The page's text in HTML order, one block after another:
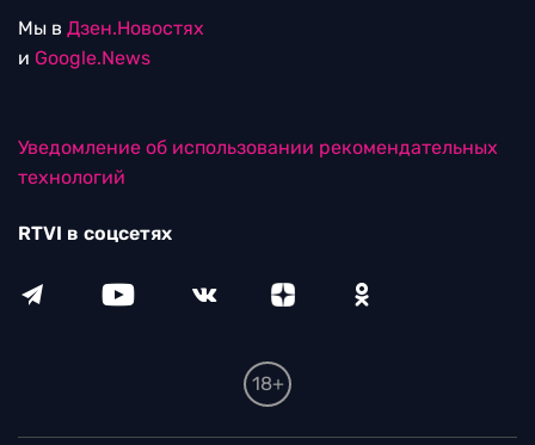
Мы в Дзен.Новостях
и Google.News
Уведомление об использовании рекомендательных
технологий
RTVI в соцсетях
18+